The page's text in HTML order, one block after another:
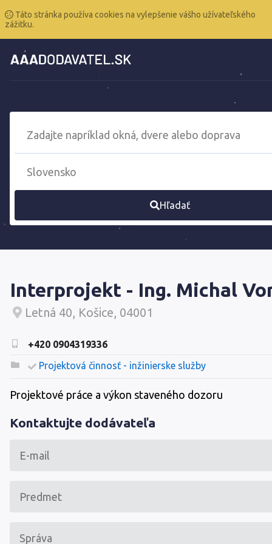
Táto stránka používa cookies na vylepšenie vášho užívateľského
zážitku.
Hľadať
Interprojekt - Ing. Michal
Letná 40, Košice, 04001
+420 0904319336
Projektová činnosť - inžinierske služby
Projektové práce a výkon staveného dozoru
Kontaktujte dodávateľa